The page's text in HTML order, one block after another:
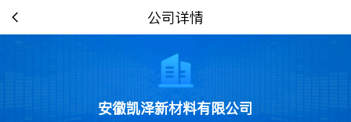
公司详情
安徽凯泽新材料有限公司